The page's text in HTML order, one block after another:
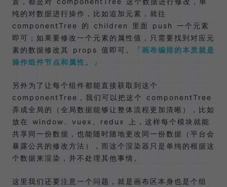
纯的对数据进行操作，比如追加元素，就往
componentTree 的 children 里面 push 一个元素
即可；如果要修改一个元素的属性值，只需要找到对应元
素的数据修改其 props 值即可。
画布编排的本质就是
操作组件节点和属性。
另外为了让每个组件都能直接获取到这个
componentTree，我们可以把这个 componentTree
弄成全局的（全局数据能够让整体流程更加清晰），比如
放在 window、vuex、redux 上，这样每个模块就能
共享同一份数据，也能随时随地更改同一份数据（平台会
暴露公共的修改方法），而这个渲染器只是单纯的根据这
个数据来渲染，并不处理其他事情。
这里我们还要注意一个问题，就是画布区本身也是个组